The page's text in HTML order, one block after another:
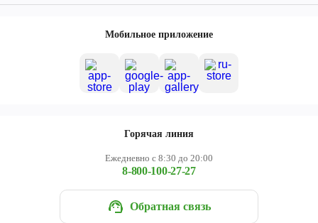
Мобильное приложение
Горячая линия
Ежедневно с 8:30 до 20:00
8-800-100-27-27
Обратная связь